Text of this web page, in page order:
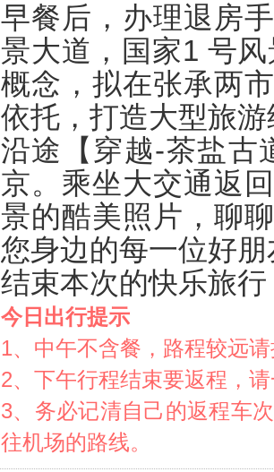
早餐后，办理退房
景大道，国家1 号
概念，拟在张承两
依托，打造大型旅
沿途【穿越-茶盐古
京。乘坐大交通返
景的酷美照片，聊
您身边的每一位好
结束本次的快乐旅行
今日出行提示
1、中午不含餐，路程较远
2、下午行程结束要返程，
3、务必记清自己的返程车
往机场的路线。